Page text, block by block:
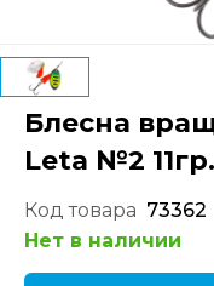
Блесна
Leta №2
Код товара 73362
Нет в наличии